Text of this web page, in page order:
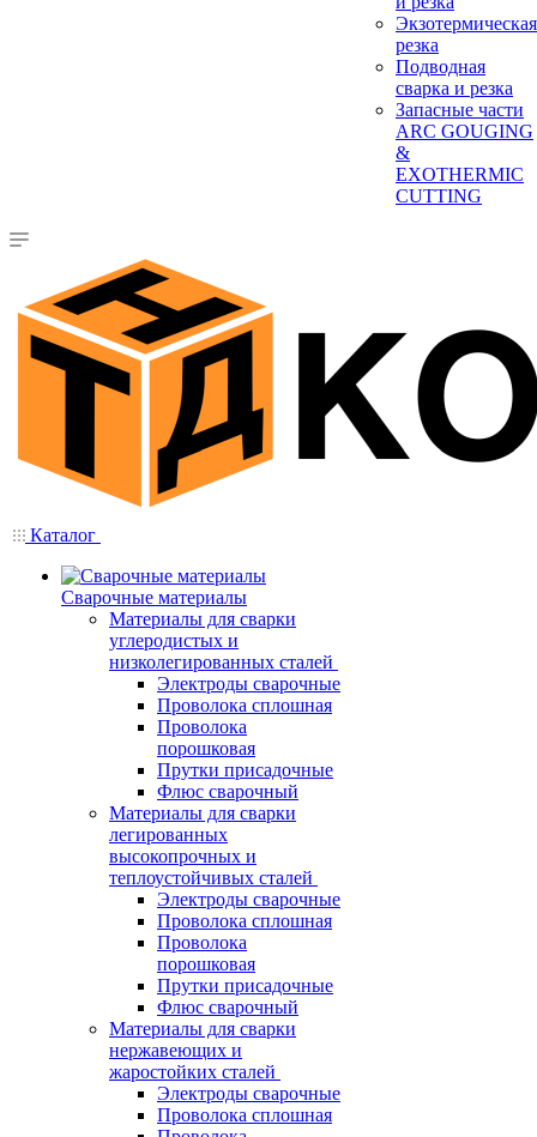
Экзотермическая
резка
Подводная
сварка и резка
Запасные части
ARC GOUGING
&
EXOTHERMIC
CUTTING
Каталог
Сварочные материалы
Материалы для сварки
углеродистых и
низколегированных сталей
Электроды сварочные
Проволока сплошная
Проволока
порошковая
Прутки присадочные
Флюс сварочный
Материалы для сварки
легированных
высокопрочных и
теплоустойчивых сталей
Электроды сварочные
Проволока сплошная
Проволока
порошковая
Прутки присадочные
Флюс сварочный
Материалы для сварки
нержавеющих и
жаростойких сталей
Электроды сварочные
Проволока сплошная